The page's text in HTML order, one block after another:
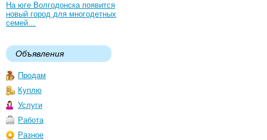
На юге Волгодонска появится
новый город для многодетных
семей…
Объявления
Продам
Куплю
Услуги
Работа
Разное